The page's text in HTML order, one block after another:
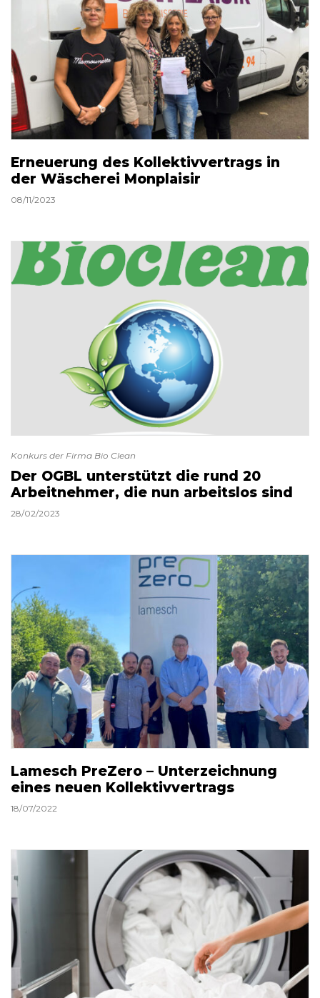
Erneuerung des Kollektivvertrags in
der Wäscherei Monplaisir
08/11/2023
Konkurs der Firma Bio Clean
Der OGBL unterstützt die rund 20
Arbeitnehmer, die nun arbeitslos sind
28/02/2023
Lamesch PreZero – Unterzeichnung
eines neuen Kollektivvertrags
18/07/2022